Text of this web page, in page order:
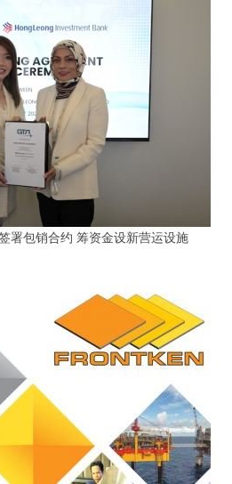
署包销合约 筹资金设新营运设施